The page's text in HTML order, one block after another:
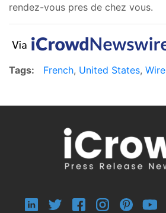
rendez-vous pres de chez vous.
Tags: French, United States, Wire